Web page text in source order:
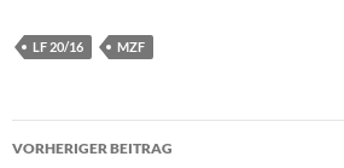
LF 20/16 MZF
Beitragsnavigation
VORHERIGER BEITRAG